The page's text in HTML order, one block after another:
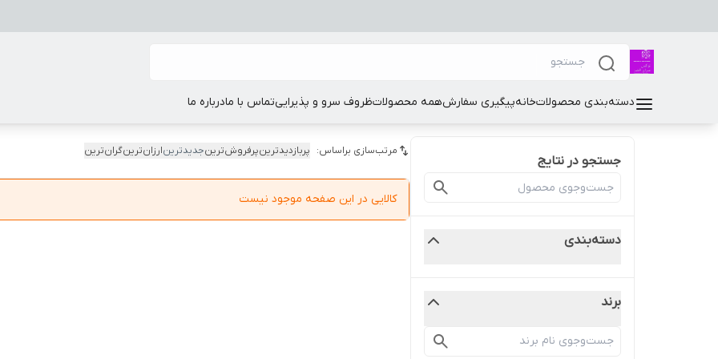
دسته‌بندی محصولاتخانهپیگیری سفارشهمه محصولاتظروف سرو و پذیراییتماس با مادرباره ما
جستجو در نتایج
دسته‌بندی
برند
مرتب‌سازی براساس: پربازدیدترینپرفروش‌ترینجدیدترینارزان‌ترینگران‌ترین
کالایی در این صفحه موجود نیست